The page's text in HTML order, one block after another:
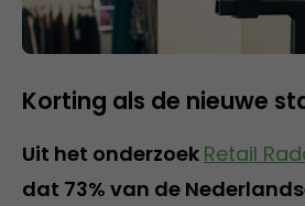
Korting als de nieuwe
Uit het onderzoek Retail
dat 73% van de